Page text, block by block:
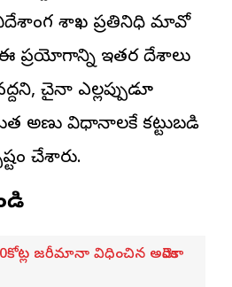
శాఖ ప్రతినిధి మావో
ఈ ప్రయోగాన్ని ఇతర దేశాలు
చైనా ఎల్లప్పుడూ
అణు విధానాలకే కట్టుబడి
చేశారు.
జరీమానా విధించిన అమెరికా